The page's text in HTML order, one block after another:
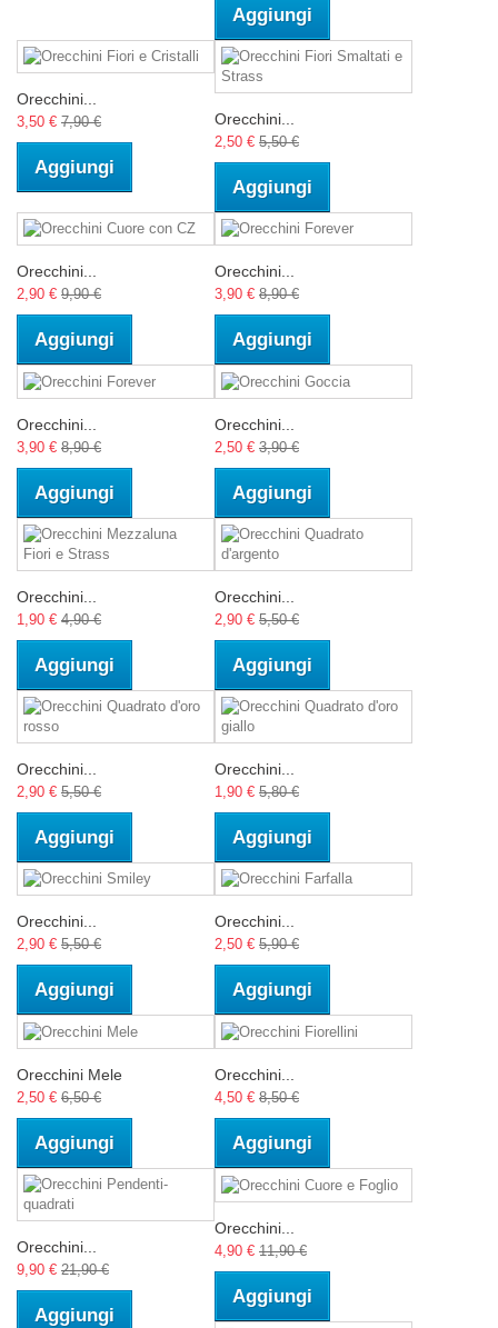
Aggiungi
Orecchini...
3,50 € 7,90 €
Aggiungi
Orecchini...
2,50 € 5,50 €
Aggiungi
Orecchini...
2,90 € 9,90 €
Aggiungi
Orecchini...
3,90 € 8,90 €
Aggiungi
Orecchini...
3,90 € 8,90 €
Aggiungi
Orecchini...
2,50 € 3,90 €
Aggiungi
Orecchini...
1,90 € 4,90 €
Aggiungi
Orecchini...
2,90 € 5,50 €
Aggiungi
Orecchini...
2,90 € 5,50 €
Aggiungi
Orecchini...
1,90 € 5,80 €
Aggiungi
Orecchini...
2,90 € 5,50 €
Aggiungi
Orecchini...
2,50 € 5,90 €
Aggiungi
Orecchini Mele
2,50 € 6,50 €
Aggiungi
Orecchini...
4,50 € 8,50 €
Aggiungi
Orecchini...
9,90 € 21,90 €
Aggiungi
Orecchini...
4,90 € 11,90 €
Aggiungi